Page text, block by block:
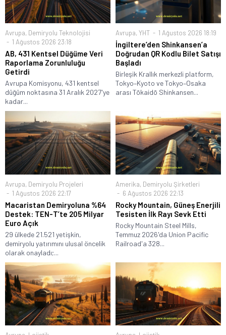
Avrupa, Demiryolu Teknolojisi
1 Ağustos 2026 23:18
AB, 431 Kentsel Düğüme Veri
Raporlama Zorunluluğu
Getirdi
Avrupa Komisyonu, 431 kentsel
düğüm noktasına 31 Aralık 2027'ye
kadar...
Avrupa, YHT 1 Ağustos 2026 18:19
İngiltere’den Shinkansen’a
Doğrudan QR Kodlu Bilet Satışı
Başladı
Birleşik Krallık merkezli platform,
Tokyo–Kyoto ve Tokyo–Osaka
arası Tōkaidō Shinkansen...
Avrupa, Demiryolu Projeleri
1 Ağustos 2026 22:17
Macaristan Demiryoluna %64
Destek: TEN-T’te 205 Milyar
Euro Açık
29 ülkede 21.521 yetişkin,
demiryolu yatırımını ulusal öncelik
olarak onayladı;...
Amerika, Demiryolu Şirketleri
6 Ağustos 2026 22:13
Rocky Mountain, Güneş Enerjili
Tesisten İlk Rayı Sevk Etti
Rocky Mountain Steel Mills,
Temmuz 2026'da Union Pacific
Railroad'a 328...